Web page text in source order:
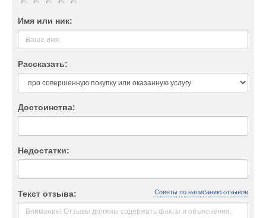
Имя или ник:
Рассказать:
Достоинства:
Недостатки:
Текст отзыва: Советы по написанию отзывов